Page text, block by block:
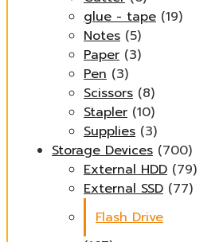
glue - tape (19)
Notes (5)
Paper (3)
Pen (3)
Scissors (8)
Stapler (10)
Supplies (3)
Storage Devices (700)
External HDD (79)
External SSD (77)
Flash Drive